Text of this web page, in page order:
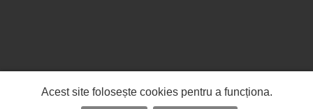
Acest site folosește cookies pentru a funcționa.